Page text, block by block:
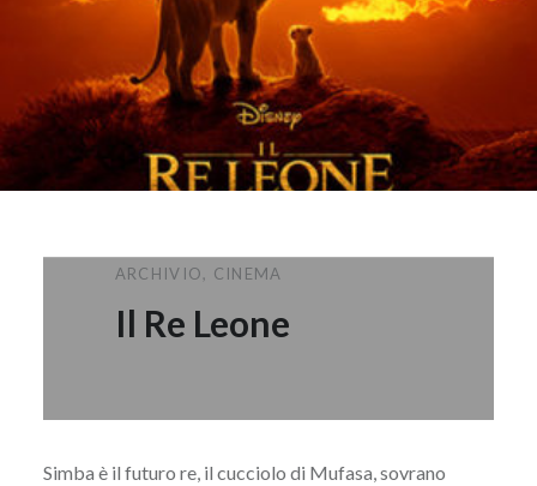
ARCHIVIO, CINEMA
Il Re Leone
Simba è il futuro re, il cucciolo di Mufasa, sovrano